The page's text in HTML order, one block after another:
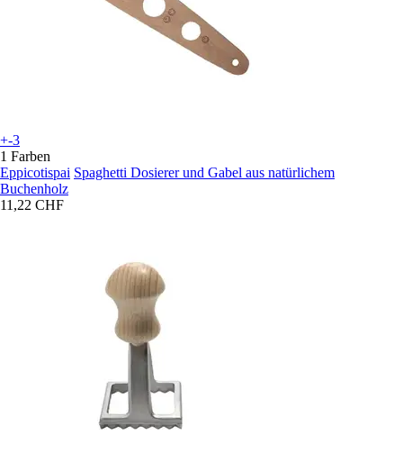
+-3
1 Farben
Eppicotispai Spaghetti Dosierer und Gabel aus natürlichem
Buchenholz
11,22 CHF